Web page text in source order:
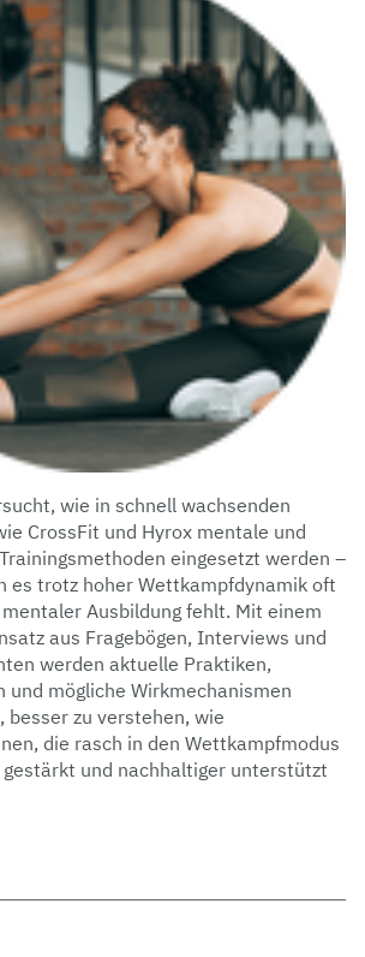
wie in schnell wachsenden
CrossFit und Hyrox mentale und
eingesetzt werden –
es trotz hoher Wettkampfdynamik oft
Ausbildung fehlt. Mit einem
aus Fragebögen, Interviews und
werden aktuelle Praktiken,
und mögliche Wirkmechanismen
besser zu verstehen, wie
die rasch in den Wettkampfmodus
und nachhaltiger unterstützt